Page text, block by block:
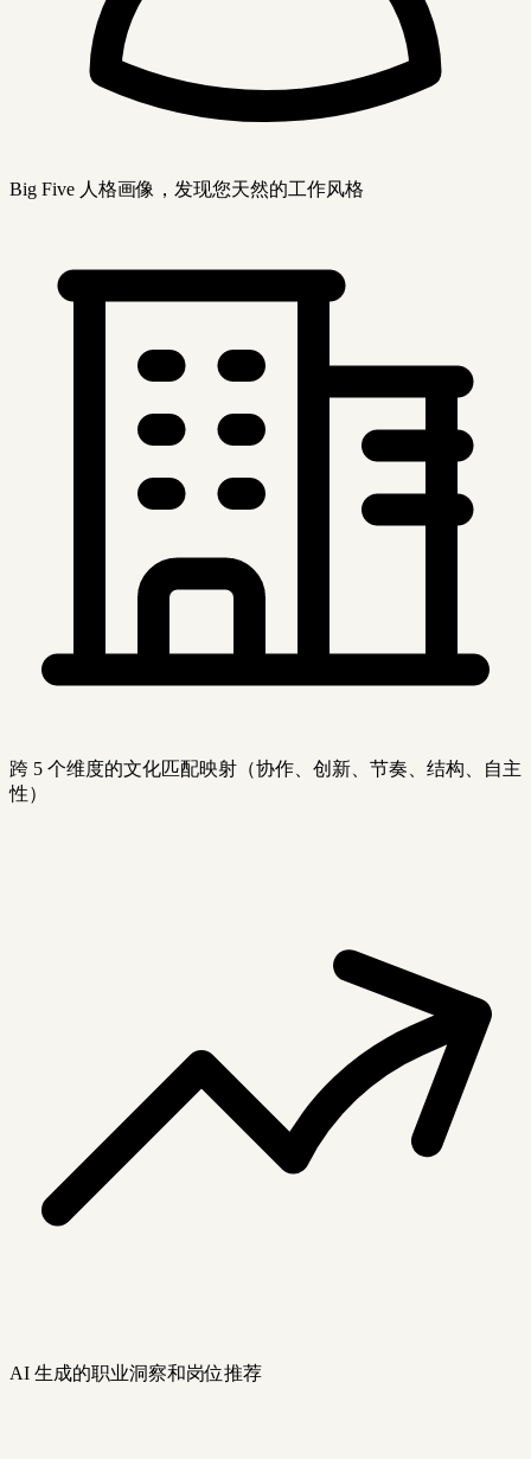
Big Five 人格画像，发现您天然的工作风格
跨 5 个维度的文化匹配映射（协作、创新、节奏、结构、自主
性）
AI 生成的职业洞察和岗位推荐